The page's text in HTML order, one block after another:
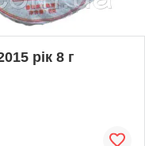
рік 8 г